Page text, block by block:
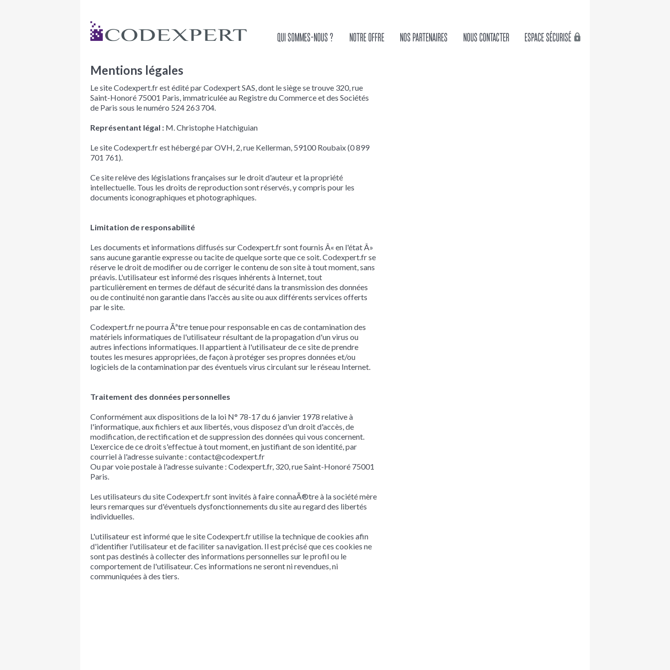
Mentions légales
Le site Codexpert.fr est édité par Codexpert SAS, dont le siège se trouve 320, rue
Saint-Honoré 75001 Paris, immatriculée au Registre du Commerce et des Sociétés
de Paris sous le numéro 524 263 704.
Représentant légal : M. Christophe Hatchiguian
Le site Codexpert.fr est hébergé par OVH, 2, rue Kellerman, 59100 Roubaix (0 899
701 761).
Ce site relève des législations françaises sur le droit d'auteur et la propriété
intellectuelle. Tous les droits de reproduction sont réservés, y compris pour les
documents iconographiques et photographiques.
Limitation de responsabilité
Les documents et informations diffusés sur Codexpert.fr sont fournis Â« en l'état Â»
sans aucune garantie expresse ou tacite de quelque sorte que ce soit. Codexpert.fr se
réserve le droit de modifier ou de corriger le contenu de son site à tout moment, sans
préavis. L'utilisateur est informé des risques inhérents à Internet, tout
particulièrement en termes de défaut de sécurité dans la transmission des données
ou de continuité non garantie dans l'accès au site ou aux différents services offerts
par le site.
Codexpert.fr ne pourra Ãªtre tenue pour responsable en cas de contamination des
matériels informatiques de l'utilisateur résultant de la propagation d'un virus ou
autres infections informatiques. Il appartient à l'utilisateur de ce site de prendre
toutes les mesures appropriées, de façon à protéger ses propres données et/ou
logiciels de la contamination par des éventuels virus circulant sur le réseau Internet.
Traitement des données personnelles
Conformément aux dispositions de la loi N° 78-17 du 6 janvier 1978 relative à
l'informatique, aux fichiers et aux libertés, vous disposez d'un droit d'accès, de
modification, de rectification et de suppression des données qui vous concernent.
L'exercice de ce droit s'effectue à tout moment, en justifiant de son identité, par
courriel à l'adresse suivante : contact@codexpert.fr
Ou par voie postale à l'adresse suivante : Codexpert.fr, 320, rue Saint-Honoré 75001
Paris.
Les utilisateurs du site Codexpert.fr sont invités à faire connaÃ®tre à la société mère
leurs remarques sur d'éventuels dysfonctionnements du site au regard des libertés
individuelles.
L'utilisateur est informé que le site Codexpert.fr utilise la technique de cookies afin
d'identifier l'utilisateur et de faciliter sa navigation. Il est précisé que ces cookies ne
sont pas destinés à collecter des informations personnelles sur le profil ou le
comportement de l'utilisateur. Ces informations ne seront ni revendues, ni
communiquées à des tiers.